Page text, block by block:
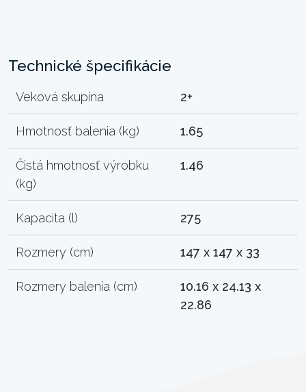
Technické špecifikácie
Veková skupina 2+
Hmotnosť balenia (kg) 1.65
Čistá hmotnosť výrobku
(kg)
1.46
Kapacita (l) 275
Rozmery (cm) 147 x 147 x 33
Rozmery balenia (cm)
10.16 x 24.13 x
22.86